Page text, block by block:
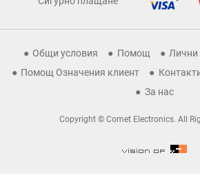
Общи условия Помощ
Лични
Помощ Означения клиент
За нас
Copyright © Comet Electronics. All